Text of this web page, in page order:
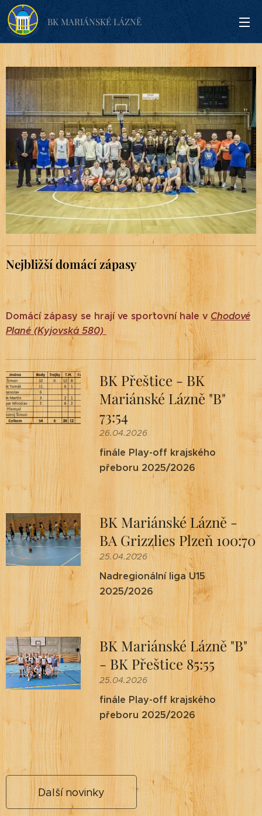
BK MARIÁNSKÉ LÁZNĚ
Nejbližší domácí zápasy
Domácí zápasy se hrají ve sportovní hale vChodové
Plané (Kyjovská 580)
BK Přeštice - BK
Mariánské Lázně "B"
73:54
26.04.2026
finále Play-off krajského
přeboru 2025/2026
BK Mariánské Lázně -
BA Grizzlies Plzeň 100:70
25.04.2026
Nadregionální liga U15
2025/2026
BK Mariánské Lázně "B"
- BK Přeštice 85:55
25.04.2026
finále Play-off krajského
přeboru 2025/2026
Další novinky